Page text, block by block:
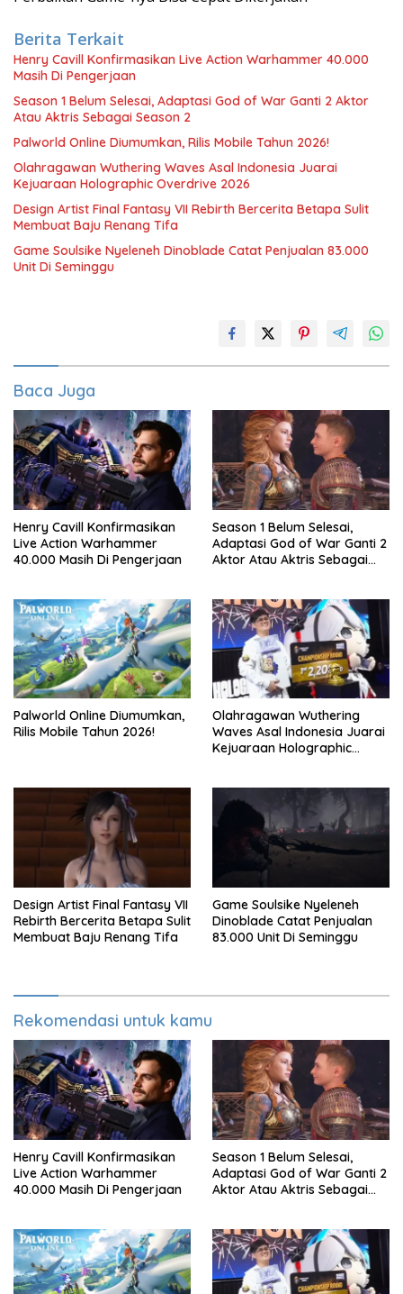
Berita Terkait
Henry Cavill Konfirmasikan Live Action Warhammer 40.000
Masih Di Pengerjaan
Season 1 Belum Selesai, Adaptasi God of War Ganti 2 Aktor
Atau Aktris Sebagai Season 2
Palworld Online Diumumkan, Rilis Mobile Tahun 2026!
Olahragawan Wuthering Waves Asal Indonesia Juarai
Kejuaraan Holographic Overdrive 2026
Design Artist Final Fantasy VII Rebirth Bercerita Betapa Sulit
Membuat Baju Renang Tifa
Game Soulsike Nyeleneh Dinoblade Catat Penjualan 83.000
Unit Di Seminggu
Baca Juga
Henry Cavill Konfirmasikan
Live Action Warhammer
40.000 Masih Di Pengerjaan
Season 1 Belum Selesai,
Adaptasi God of War Ganti 2
Aktor Atau Aktris Sebagai
Palworld Online Diumumkan,
Rilis Mobile Tahun 2026!
Olahragawan Wuthering
Waves Asal Indonesia Juarai
Kejuaraan Holographic
Design Artist Final Fantasy VII
Rebirth Bercerita Betapa Sulit
Membuat Baju Renang Tifa
Game Soulsike Nyeleneh
Dinoblade Catat Penjualan
83.000 Unit Di Seminggu
Rekomendasi untuk kamu
Henry Cavill Konfirmasikan
Live Action Warhammer
40.000 Masih Di Pengerjaan
Season 1 Belum Selesai,
Adaptasi God of War Ganti 2
Aktor Atau Aktris Sebagai